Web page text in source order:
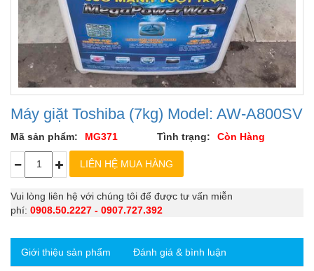
Máy giặt Toshiba (7kg) Model: AW-A800SV
Mã sản phẩm: MG371 Tình trạng: Còn Hàng
Vui lòng liên hệ với chúng tôi để được tư vấn miễn
phí: 0908.50.2227 - 0907.727.392
Giới thiệu sản phẩm Đánh giá & bình luận